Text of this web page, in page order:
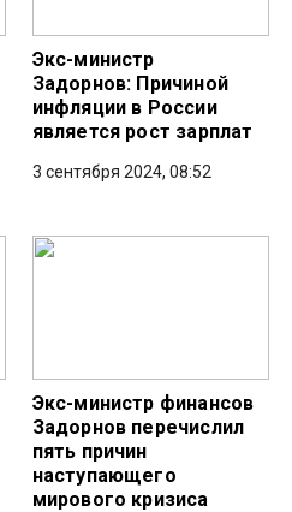
Экс-министр
Задорнов: Причиной
инфляции в России
является рост зарплат
3 сентября 2024, 08:52
Экс-министр финансов
Задорнов перечислил
пять причин
наступающего
мирового кризиса